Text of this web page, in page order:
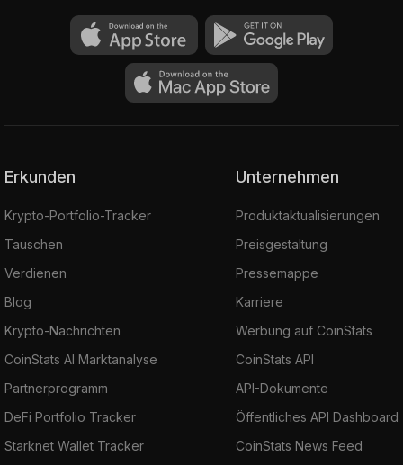
Erkunden
Krypto-Portfolio-Tracker
Tauschen
Verdienen
Blog
Krypto-Nachrichten
CoinStats AI Marktanalyse
Partnerprogramm
DeFi Portfolio Tracker
Starknet Wallet Tracker
Unternehmen
Produktaktualisierungen
Preisgestaltung
Pressemappe
Karriere
Werbung auf CoinStats
CoinStats API
API-Dokumente
Öffentliches API Dashboard
CoinStats News Feed